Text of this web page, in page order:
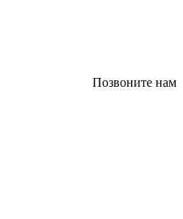
Позвоните нам